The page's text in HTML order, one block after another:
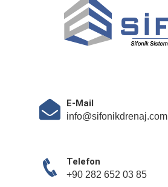
E-Mail
info@sifonikdrenaj.com
Telefon
+90 282 652 03 85